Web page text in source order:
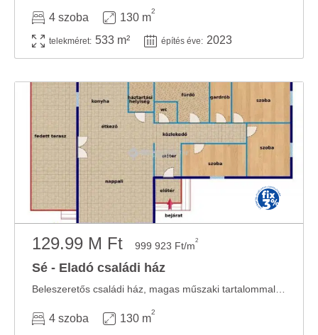
4 szoba 130 m
2
telekméret: 533 m² építés éve: 2023
129.99 M Ft 999 923 Ft/m2
Sé - Eladó családi ház
4 szoba 130 m
2